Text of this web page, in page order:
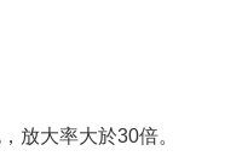
放大率大於30倍。